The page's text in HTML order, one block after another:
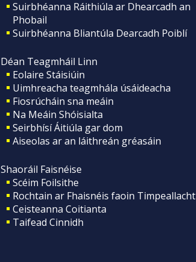
Suirbhéanna Ráithiúla ar Dhearcadh an
Phobail
Suirbhéanna Bliantúla Dearcadh Poiblí
Déan Teagmháil Linn
Eolaire Stáisiúin
Uimhreacha teagmhála úsáideacha
Fiosrúcháin sna meáin
Na Meáin Shóisialta
Seirbhísí Áitiúla gar dom
Aiseolas ar an láithreán gréasáin
Shaoráil Faisnéise
Scéim Foilsithe
Rochtain ar Fhaisnéis faoin Timpeallacht
Ceisteanna Coitianta
Taifead Cinnidh